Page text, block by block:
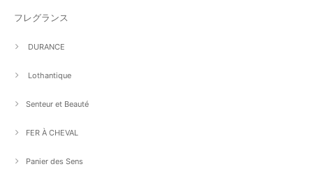
フレグランス
DURANCE
Lothantique
Senteur et Beauté
FER À CHEVAL
Panier des Sens